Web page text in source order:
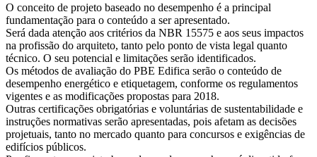
O conceito de projeto baseado no desempenho é a principal
fundamentação para o conteúdo a ser apresentado.
Será dada atenção aos critérios da NBR 15575 e aos seus impactos
na profissão do arquiteto, tanto pelo ponto de vista legal quanto
técnico. O seu potencial e limitações serão identificados.
Os métodos de avaliação do PBE Edifica serão o conteúdo de
desempenho energético e etiquetagem, conforme os regulamentos
vigentes e as modificações propostas para 2018.
Outras certificações obrigatórias e voluntárias de sustentabilidade e
instruções normativas serão apresentadas, pois afetam as decisões
projetuais, tanto no mercado quanto para concursos e exigências de
edifícios públicos.